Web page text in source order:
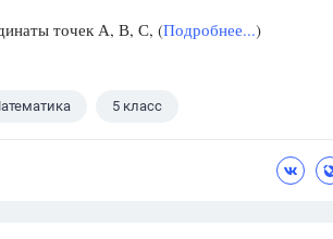
точек А, В, С, (Подробнее...)
5 класс